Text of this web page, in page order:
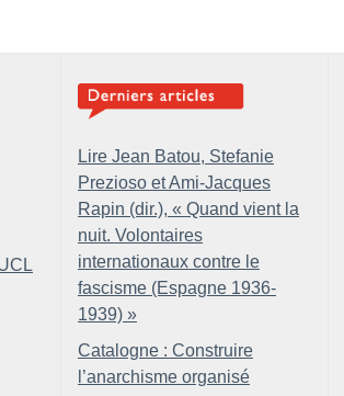
Lire Jean Batou, Stefanie
Prezioso et Ami-Jacques
Rapin (dir.), « Quand vient la
nuit. Volontaires
internationaux contre le
fascisme (Espagne 1936-
1939) »
Catalogne : Construire
l’anarchisme organisé